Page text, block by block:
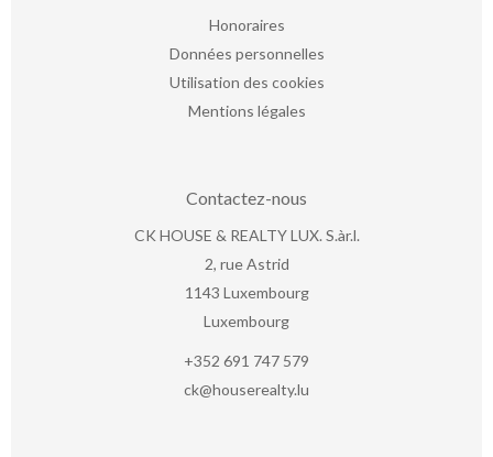
Honoraires
Données personnelles
Utilisation des cookies
Mentions légales
Contactez-nous
CK HOUSE & REALTY LUX. S.àr.l.
2, rue Astrid
1143 Luxembourg
Luxembourg
+352 691 747 579
ck@houserealty.lu